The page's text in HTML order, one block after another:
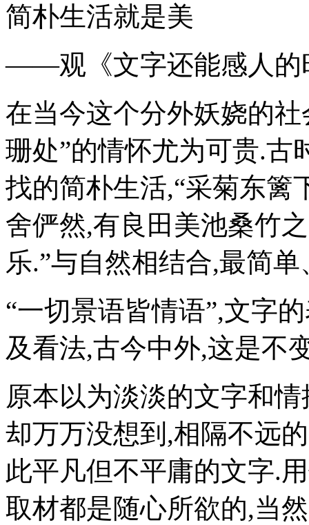
简朴生活就是美
——观《文字还能感人的
在当今这个分外妖娆的
珊处”的情怀尤为可贵.古
找的简朴生活,“采菊东篱
舍俨然,有良田美池桑竹
乐.”与自然相结合,最简
“一切景语皆情语”,文字
及看法,古今中外,这是不
原本以为淡淡的文字和
却万万没想到,相隔不远
此平凡但不平庸的文字.
取材都是随心所欲的,当